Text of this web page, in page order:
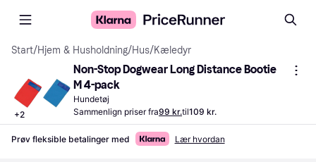
Start/Hjem & Husholdning/Hus/Kæledyr
+2
Non-Stop Dogwear Long Distance Bootie
M 4-pack
Hundetøj
Sammenlign priser fra99 kr.til109 kr.
Prøv fleksible betalinger med Lær hvordan